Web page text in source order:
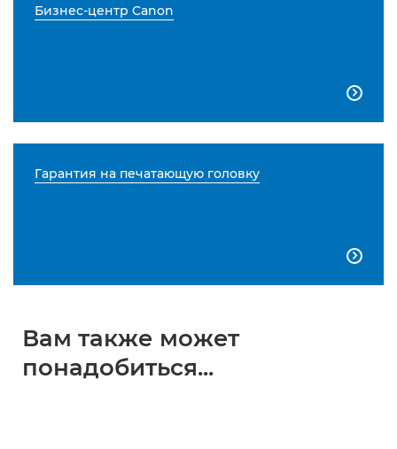
Бизнес-центр Canon

Гарантия на печатающую головку

Вам также может
понадобиться...